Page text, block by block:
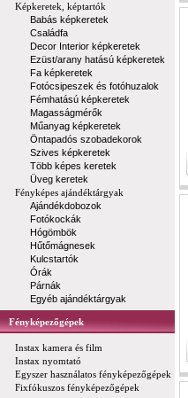
Képkeretek, képtartók
Babás képkeretek
Családfa
Decor Interior képkeretek
Ezüst/arany hatású képkeretek
Fa képkeretek
Fotócsipeszek és fotóhuzalok
Fémhatású képkeretek
Magasságmérők
Műanyag képkeretek
Öntapadós szobadekorok
Szives képkeretek
Több képes keretek
Üveg keretek
Fényképes ajándéktárgyak
Ajándékdobozok
Fotókockák
Hógömbök
Hűtőmágnesek
Kulcstartók
Órák
Párnák
Egyéb ajándéktárgyak
Fényképezőgépek
Instax kamera és film
Instax nyomtató
Egyszer használatos fényképezőgépek
Fixfókuszos fényképezőgépek